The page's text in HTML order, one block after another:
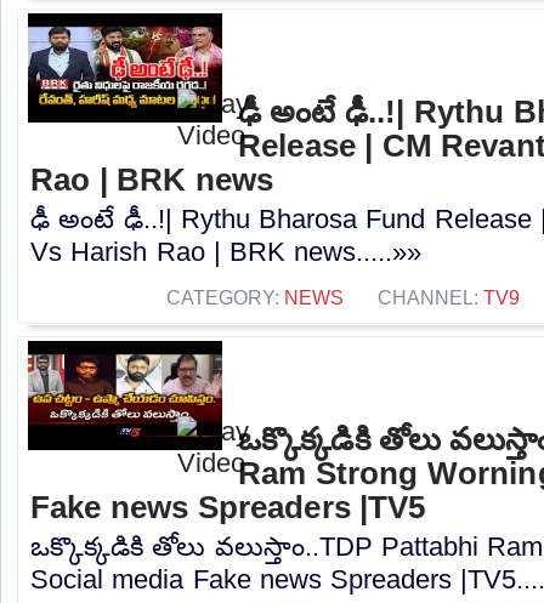
ఢీ అంటే ఢీ..!| Rythu
Release | CM
Rao | BRK news
ఢీ అంటే ఢీ..!| Rythu Bharosa Fund Release
Vs Harish Rao | BRK news.....»»
CATEGORY: NEWS CHANNEL: TV9
ఒక్కొక్కడికి తోలు
Ram Strong
Fake news Spreaders |TV5
ఒక్కొక్కడికి తోలు వలుస్తాం..TDP Pattabhi
Social media Fake news Spreaders